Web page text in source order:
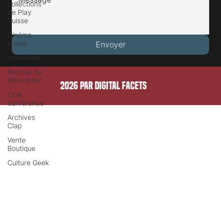
collections
de Play
Suisse
Cinéma
suisse
Interviews
Festival de
Gérardmer
Ciné
conférence
Archives
Clap
Vente
Boutique
Culture Geek
Envoyer
2026 PAR DIGITAL FACETS